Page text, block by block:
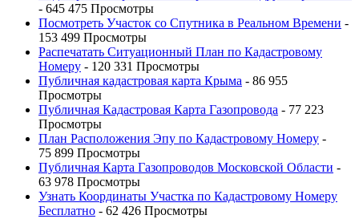
- 645 475 Просмотры
Посмотреть Участок со Спутника в Реальном Времени -
153 499 Просмотры
Распечатать Ситуационный План по Кадастровому
Номеру - 120 331 Просмотры
Публичная кадастровая карта Крыма - 86 955
Просмотры
Публичная Кадастровая Карта Газопровода - 77 223
Просмотры
План Расположения Эпу по Кадастровому Номеру -
75 899 Просмотры
Публичная Карта Газопроводов Московской Области -
63 978 Просмотры
Узнать Координаты Участка по Кадастровому Номеру
Бесплатно - 62 426 Просмотры